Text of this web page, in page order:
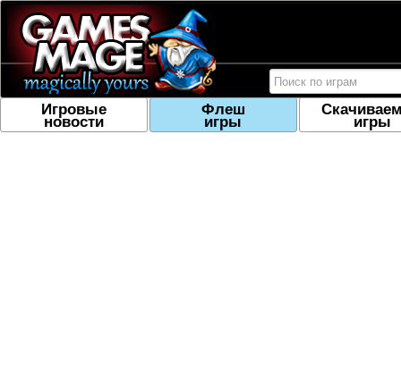
Игровые
новости
Флеш
игры игры